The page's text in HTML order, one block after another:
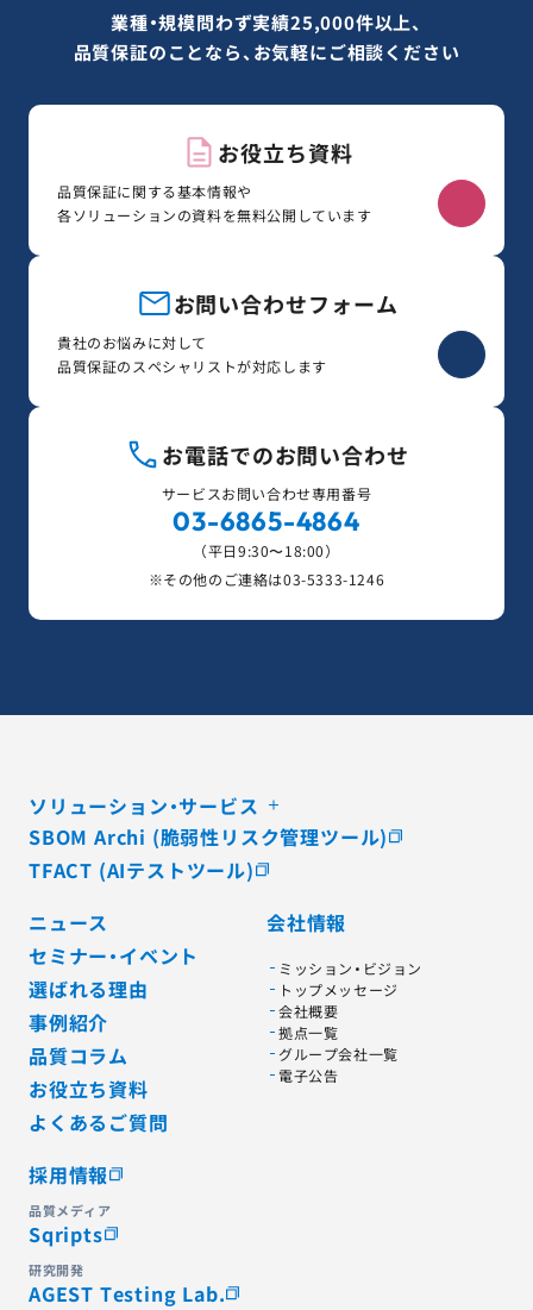
業種・規模問わず実績25,000件以上、
品質保証のことなら、お気軽にご相談ください
お役立ち資料
品質保証に関する基本情報や
各ソリューションの資料を無料公開しています
お問い合わせフォーム
貴社のお悩みに対して
品質保証のスペシャリストが対応します
お電話でのお問い合わせ
サービスお問い合わせ専用番号
03-6865-4864
（平日9:30〜18:00）
※その他のご連絡は03-5333-1246
ソリューション・サービス
SBOM Archi (脆弱性リスク管理ツール)
TFACT (AIテストツール)
ニュース
セミナー・イベント
選ばれる理由
事例紹介
品質コラム
お役立ち資料
よくあるご質問
会社情報
ミッション・ビジョン
トップメッセージ
会社概要
拠点一覧
グループ会社一覧
電子公告
採用情報
品質メディア
Sqripts
研究開発
AGEST Testing Lab.